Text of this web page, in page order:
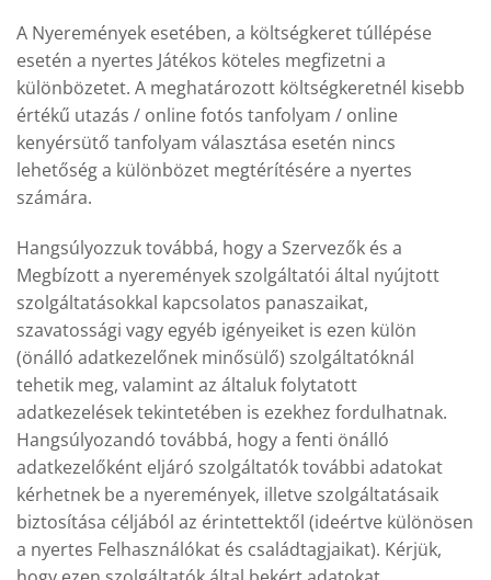
A Nyeremények esetében, a költségkeret túllépése
esetén a nyertes Játékos köteles megfizetni a
különbözetet. A meghatározott költségkeretnél kisebb
értékű utazás / online fotós tanfolyam / online
kenyérsütő tanfolyam választása esetén nincs
lehetőség a különbözet megtérítésére a nyertes
számára.
Hangsúlyozzuk továbbá, hogy a Szervezők és a
Megbízott a nyeremények szolgáltatói által nyújtott
szolgáltatásokkal kapcsolatos panaszaikat,
szavatossági vagy egyéb igényeiket is ezen külön
(önálló adatkezelőnek minősülő) szolgáltatóknál
tehetik meg, valamint az általuk folytatott
adatkezelések tekintetében is ezekhez fordulhatnak.
Hangsúlyozandó továbbá, hogy a fenti önálló
adatkezelőként eljáró szolgáltatók további adatokat
kérhetnek be a nyeremények, illetve szolgáltatásaik
biztosítása céljából az érintettektől (ideértve különösen
a nyertes Felhasználókat és családtagjaikat). Kérjük,